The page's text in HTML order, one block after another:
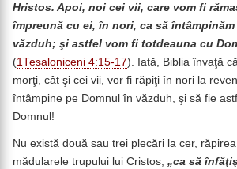
Hristos. Apoi, noi cei vii, care vom fi
împreună cu ei, în nori, ca să
văzduh; şi astfel vom fi totdeauna cu
(1Tesaloniceni 4:15-17). Iată, Biblia învaţă
morţi, cât şi cei vii, vor fi răpiţi în nori la
întâmpine pe Domnul în văzduh, şi să fie
Domnul!
Nu există două sau trei plecări la cer,
mădularele trupului lui Cristos, „ca să